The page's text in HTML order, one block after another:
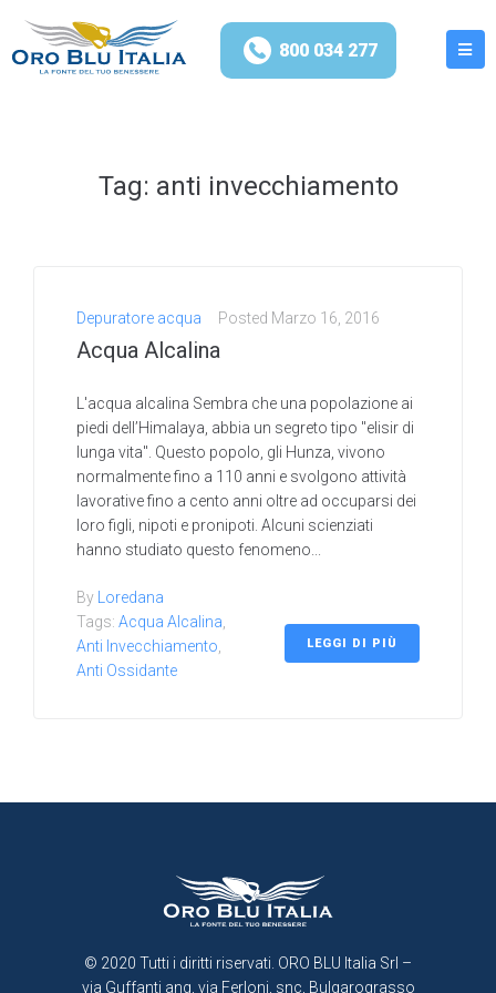
800 034 277
Tag: anti invecchiamento
Depuratore acqua Posted Marzo 16, 2016
Acqua Alcalina
L'acqua alcalina Sembra che una popolazione ai
piedi dell’Himalaya, abbia un segreto tipo "elisir di
lunga vita". Questo popolo, gli Hunza, vivono
normalmente fino a 110 anni e svolgono attività
lavorative fino a cento anni oltre ad occuparsi dei
loro figli, nipoti e pronipoti. Alcuni scienziati
hanno studiato questo fenomeno...
By
Loredana
Tags: Acqua Alcalina
Anti Invecchiamento
Anti Ossidante
LEGGI DI PIÙ
© 2020 Tutti i diritti riservati. ORO BLU Italia Srl –
via Guffanti ang, via Ferloni, snc, Bulgarograsso